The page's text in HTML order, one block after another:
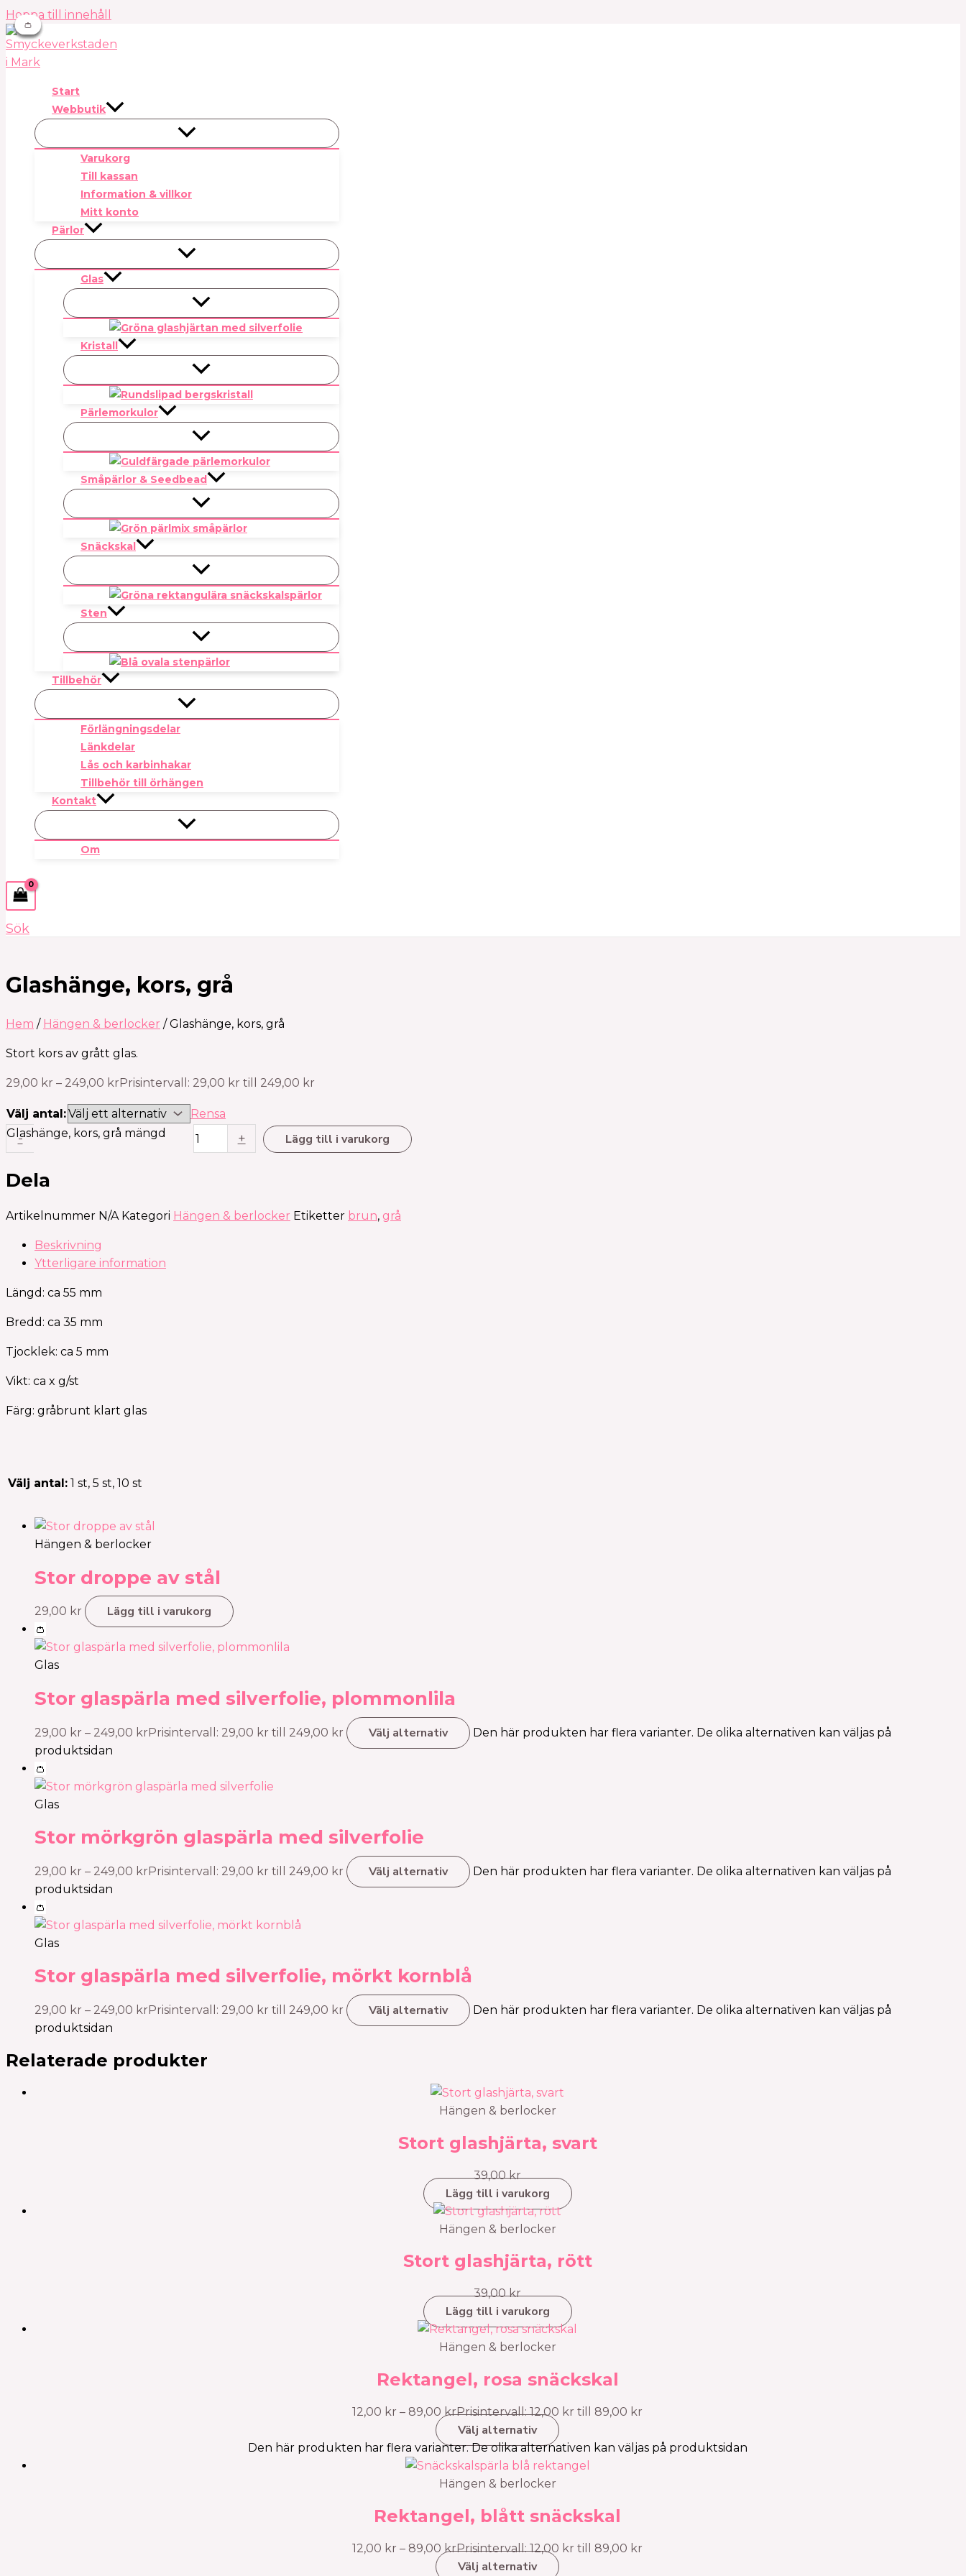
Hoppa till innehåll
Start
Webbutik
Varukorg
Till kassan
Information & villkor
Mitt konto
Pärlor
Glas
Kristall
Pärlemorkulor
Småpärlor & Seedbead
Snäckskal
Sten
Tillbehör
Förlängningsdelar
Länkdelar
Lås och karbinhakar
Tillbehör till örhängen
Kontakt
Om
Sök
👛
Glashänge, kors, grå
Hem / Hängen & berlocker / Glashänge, kors, grå
Stort kors av grått glas.
29,00 kr – 249,00 krPrisintervall: 29,00 kr till 249,00 kr
Välj antal: Rensa
-
Glashänge, kors, grå mängd + Lägg till i varukorg
Dela
Artikelnummer N/A Kategori Hängen & berlocker Etiketter brun, grå
Beskrivning
Ytterligare information
Längd: ca 55 mm
Bredd: ca 35 mm
Tjocklek: ca 5 mm
Vikt: ca x g/st
Färg: gråbrunt klart glas
Välj antal: 1 st, 5 st, 10 st
Hängen & berlocker
Stor droppe av stål
29,00 kr Lägg till i varukorg
👛
Glas
Stor glaspärla med silverfolie, plommonlila
29,00 kr – 249,00 krPrisintervall: 29,00 kr till 249,00 kr Välj alternativ
Den här produkten har flera varianter. De olika alternativen kan väljas på
produktsidan
👛
Glas
Stor mörkgrön glaspärla med silverfolie
29,00 kr – 249,00 krPrisintervall: 29,00 kr till 249,00 kr Välj alternativ
Den här produkten har flera varianter. De olika alternativen kan väljas på
produktsidan
👛
Glas
Stor glaspärla med silverfolie, mörkt kornblå
29,00 kr – 249,00 krPrisintervall: 29,00 kr till 249,00 kr Välj alternativ
Den här produkten har flera varianter. De olika alternativen kan väljas på
produktsidan
Relaterade produkter
Hängen & berlocker
Stort glashjärta, svart
39,00kr
Lägg till i varukorg
Hängen & berlocker
Stort glashjärta, rött
39,00kr
Lägg till i varukorg
👛
👛
Hängen & berlocker
Rektangel, rosa snäckskal
12,00 kr – 89,00 krPrisintervall: 12,00 kr till 89,00 kr
Välj alternativ
Den här produkten har flera varianter. De olika alternativen kan väljas på produktsidan
👛
👛
Hängen & berlocker
Rektangel, blått snäckskal
12,00 kr – 89,00 krPrisintervall: 12,00 kr till 89,00 kr
Välj alternativ